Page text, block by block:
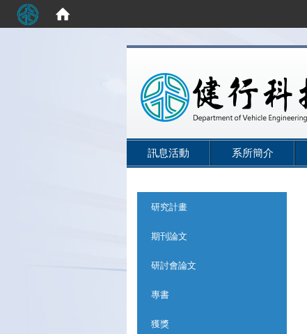
訊息活動 系所簡介
研究計畫
期刊論文
研討會論文
專書
獲獎